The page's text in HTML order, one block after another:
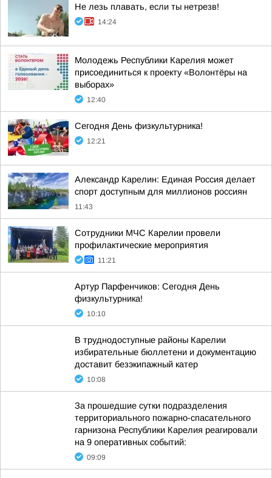
Не лезь плавать, если ты нетрезв!
14:24
Молодежь Республики Карелия может
присоединиться к проекту «Волонтёры на
выборах»
12:40
Сегодня День физкультурника!
12:21
Александр Карелин: Единая Россия делает
спорт доступным для миллионов россиян
11:43
Сотрудники МЧС Карелии провели
профилактические мероприятия
11:21
Артур Парфенчиков: Сегодня День
физкультурника!
10:10
В труднодоступные районы Карелии
избирательные бюллетени и документацию
доставит безэкипажный катер
10:08
За прошедшие сутки подразделения
территориального пожарно-спасательного
гарнизона Республики Карелия реагировали
на 9 оперативных событий:
09:09